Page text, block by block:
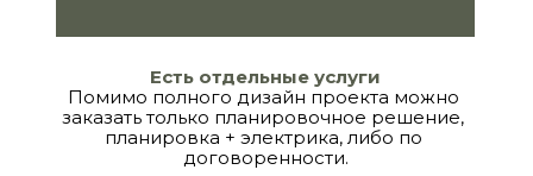
Есть отдельные услуги
Помимо полного дизайн проекта можно
заказать только планировочное решение,
планировка + электрика, либо по
договоренности.